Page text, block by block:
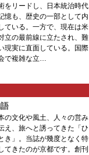
をリードし、日本統治時代
憶も、歴史の一部として内
ている。一方で、現在は米
立の最前線に立たされ、難
現実に直面している。国際
で複雑な立…
の文化や風土、人々の営み
え、旅へと誘ってきた「ひ
き」。当誌が幾度となく特
てきたのが京都です。創刊